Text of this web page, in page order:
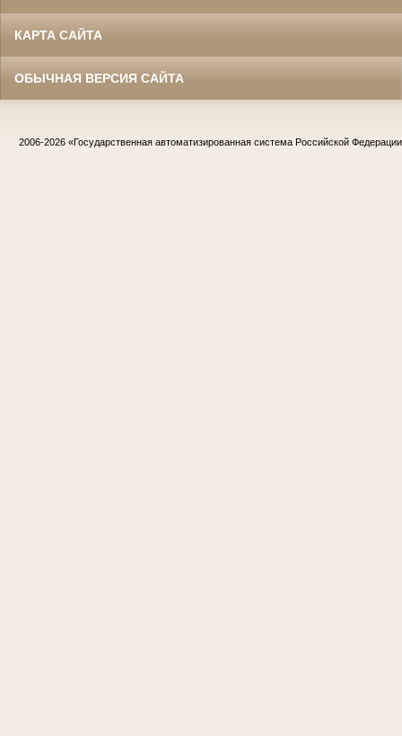
КАРТА САЙТА
ОБЫЧНАЯ ВЕРСИЯ САЙТА
2006-2026 «Государственная автоматизированная система Российской